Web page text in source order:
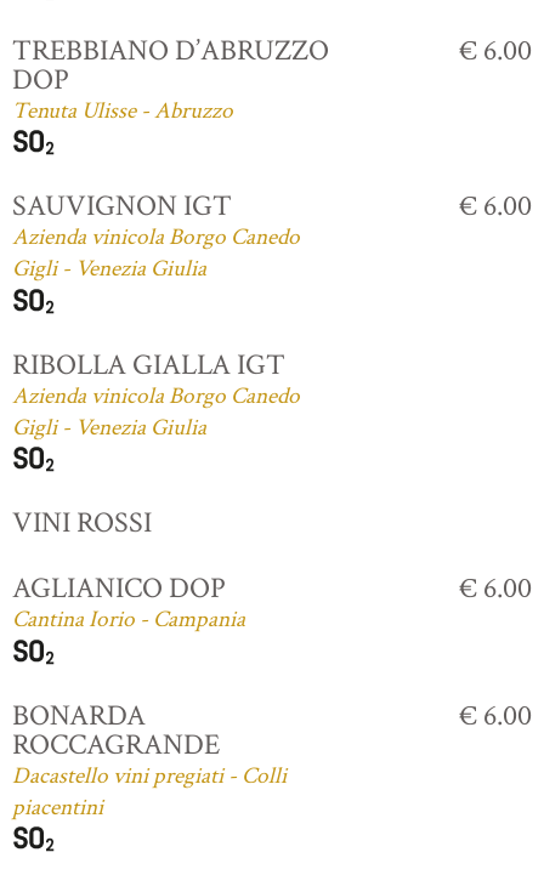
TREBBIANO D’ABRUZZO
DOP
Tenuta Ulisse - Abruzzo
€ 6.00
SAUVIGNON IGT
Azienda vinicola Borgo Canedo
Gigli - Venezia Giulia
€ 6.00
RIBOLLA GIALLA IGT
Azienda vinicola Borgo Canedo
Gigli - Venezia Giulia
VINI ROSSI
AGLIANICO DOP
Cantina Iorio - Campania
€ 6.00
BONARDA
ROCCAGRANDE
Dacastello vini pregiati - Colli
piacentini
€ 6.00